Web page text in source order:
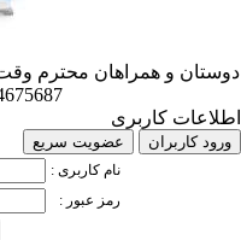
و همراهان محترم وقت
09104675687 می
کاربری
کاربران عضویت سریع
نام کاربری :
رمز عبور :